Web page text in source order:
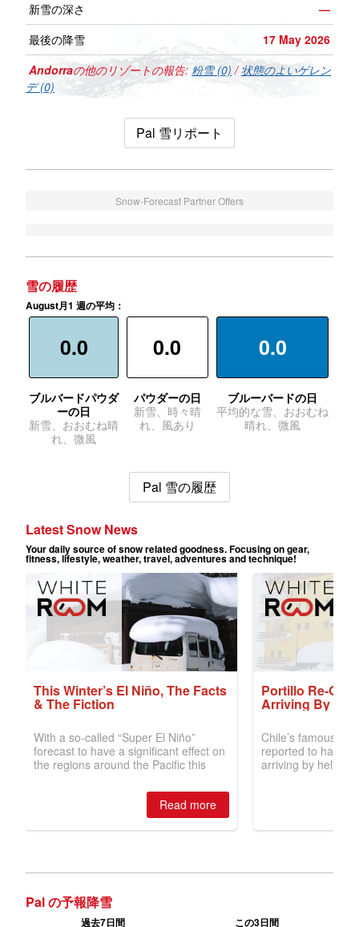
新雪の深さ
—
最後の降雪
17 May 2026
Andorraの他のリゾートの報告: 粉雪 (0) /状態のよいゲレン
デ (0)
Pal 雪リポート
Snow-Forecast Partner Offers
雪の履歴
August月1 週の平均：
0.0
ブルバードパウダ
ーの日
新雪、おおむね晴
れ、微風
0.0
パウダーの日
新雪、時々晴
れ、風あり
0.0
ブルーバードの日
平均的な雪、おおむね
晴れ、微風
Pal 雪の履歴
Pal の予報降雪
過去7日間 この3日間